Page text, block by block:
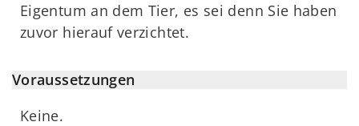
Eigentum an dem Tier, es sei denn Sie haben
zuvor hierauf verzichtet.
Voraussetzungen
Keine.